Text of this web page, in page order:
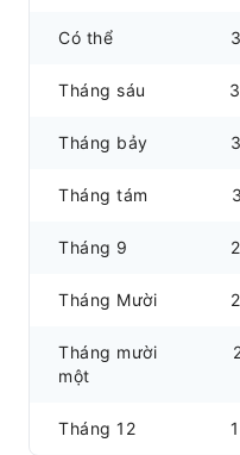
Có thể
Tháng sáu
Tháng bảy
Tháng tám
Tháng 9
Tháng Mười
Tháng mười
một
Tháng 12